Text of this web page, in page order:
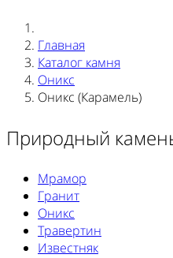
Главная
Каталог камня
Оникс
Оникс (Карамель)
Природный
Мрамор
Гранит
Оникс
Травертин
Известняк